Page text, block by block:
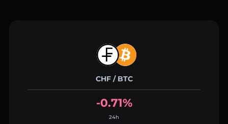
CHF / BTC
-0.71%
24h